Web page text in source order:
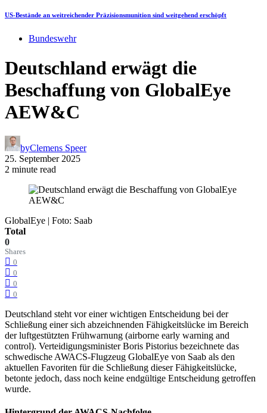
US-Bestände an weitreichender Präzisionsmunition sind weitgehend erschöpft
Bundeswehr
Deutschland erwägt die
Beschaffung von GlobalEye
AEW&C
byClemens Speer
25. September 2025
2 minute read
GlobalEye | Foto: Saab
Total
0
Shares
0
0
0
0
Deutschland steht vor einer wichtigen Entscheidung bei der
Schließung einer sich abzeichnenden Fähigkeitslücke im Bereich
der luftgestützten Frühwarnung (airborne early warning and
control). Verteidigungsminister Boris Pistorius bezeichnete das
schwedische AWACS-Flugzeug GlobalEye von Saab als den
aktuellen Favoriten für die Schließung dieser Fähigkeitslücke,
betonte jedoch, dass noch keine endgültige Entscheidung getroffen
wurde.